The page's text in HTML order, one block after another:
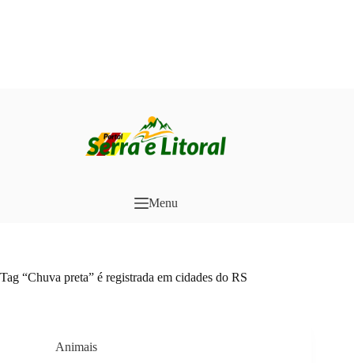
Menu
Tag “Chuva preta” é registrada em cidades do RS
Animais